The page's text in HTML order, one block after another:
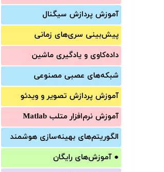
آموزش‌ پردازش سیگنال
پیش‌‌بینی سری‌‌های زمانی
داده‌کاوی و یادگیری ماشین
شبکه‌های عصبی مصنوعی
آموزش‌ پردازش تصویر و ویدئو
آموزش‌ نرم‌افزار متلب Matlab
الگوریتم‌های بهینه‌سازی هوشمند
● آموزش‌های رایگان